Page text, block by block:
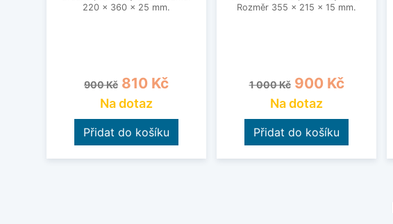
220 x 360 x 25 mm.
Běžná cena
900 Kč Cena
810 Kč
Na dotaz
Přidat do košíku
Rozměr 355 x 215 x 15 mm.
Běžná cena
1 000 Kč Cena
900 Kč
Na dotaz
Přidat do košíku